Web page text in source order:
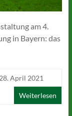
am 4.
in Bayern: das
28. April 2021
Weiterlesen